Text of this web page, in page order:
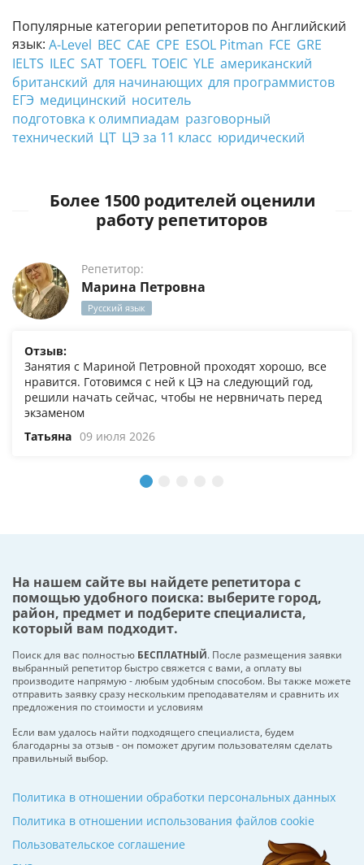
Популярные категории репетиторов по Английский
язык: A-Level BEC CAE CPE ESOL Pitman FCE GRE
IELTS ILEC SAT TOEFL TOEIC YLE американский
британский для начинающих для программистов
ЕГЭ медицинский носитель
подготовка к олимпиадам разговорный
технический ЦТ ЦЭ за 11 класс юридический
Более 1500 родителей оценили
работу репетиторов
Репетитор:
Марина Петровна
Русский язык
Отзыв:
Занятия с Мариной Петровной проходят хорошо, все
нравится. Готовимся с ней к ЦЭ на следующий год,
решили начать сейчас, чтобы не нервничать перед
экзаменом
Татьяна 09 июля 2026
На нашем сайте вы найдете репетитора с
помощью удобного поиска: выберите город,
район, предмет и подберите специалиста,
который вам подходит.
Поиск для вас полностью БЕСПЛАТНЫЙ. После размещения заявки
выбранный репетитор быстро свяжется с вами, а оплату вы
производите напрямую - любым удобным способом. Вы также можете
отправить заявку сразу нескольким преподавателям и сравнить их
предложения по стоимости и условиям
Если вам удалось найти подходящего специалиста, будем
благодарны за отзыв - он поможет другим пользователям сделать
правильный выбор.
Политика в отношении обработки персональных данных
Политика в отношении использования файлов cookie
Пользовательское соглашение